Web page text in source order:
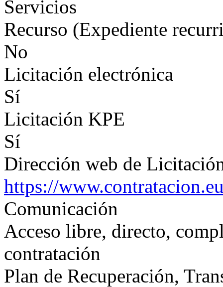
Servicios
Recurso (Expediente
No
Licitación electrónica
Sí
Licitación KPE
Sí
Dirección web de
https://
Comunicación
Acceso libre, directo,
contratación
Plan de Recuperación,